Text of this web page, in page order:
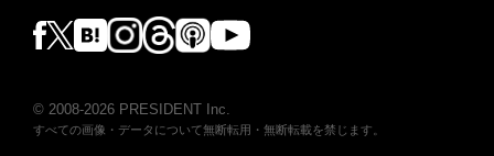
© 2008-2026 PRESIDENT Inc.
すべての画像・データについて無断転用・無断転載を禁じます。